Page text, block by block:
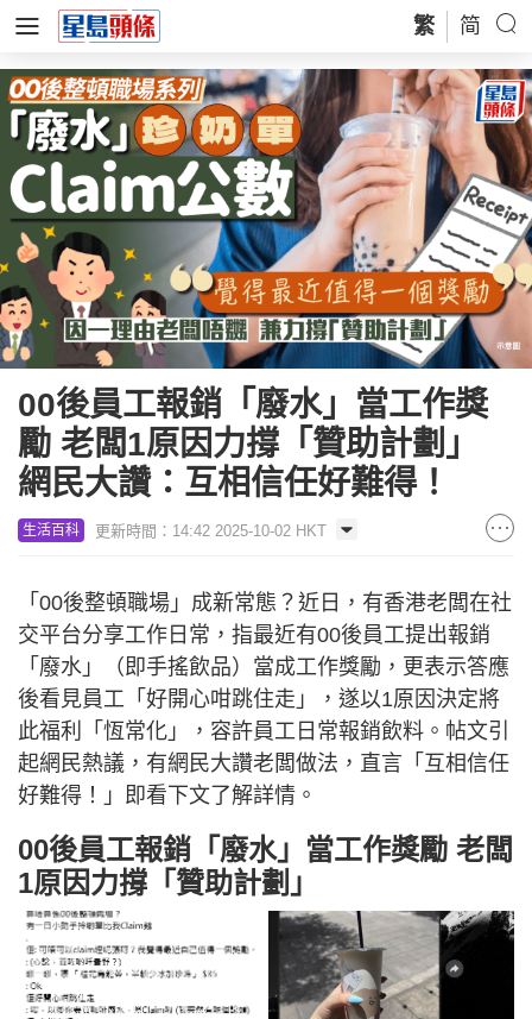
繁 简
00後員工報銷「廢水」當工作獎
勵 老闆1原因力撐「贊助計劃」
網民大讚：互相信任好難得！
生活百科 更新時間：14:42 2025-10-02 HKT
「00後整頓職場」成新常態？近日，有香港老闆在社
交平台分享工作日常，指最近有00後員工提出報銷
「廢水」（即手搖飲品）當成工作獎勵，更表示答應
後看見員工「好開心咁跳住走」，遂以1原因決定將
此福利「恆常化」，容許員工日常報銷飲料。帖文引
起網民熱議，有網民大讚老闆做法，直言「互相信任
好難得！」即看下文了解詳情。
00後員工報銷「廢水」當工作獎勵 老闆
1原因力撐「贊助計劃」